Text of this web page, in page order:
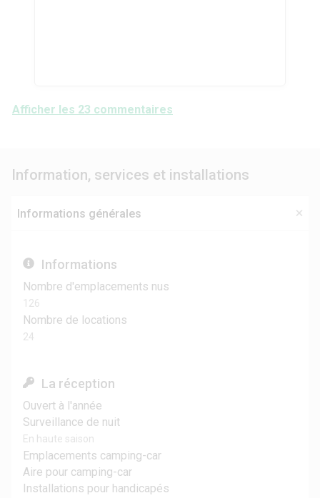
Afficher les 23 commentaires
Information, services et installations
Informations générales
Informations
Nombre d'emplacements nus
126
Nombre de locations
24
La réception
Ouvert à l'année
Surveillance de nuit
En haute saison
Emplacements camping-car
Aire pour camping-car
Installations pour handicapés